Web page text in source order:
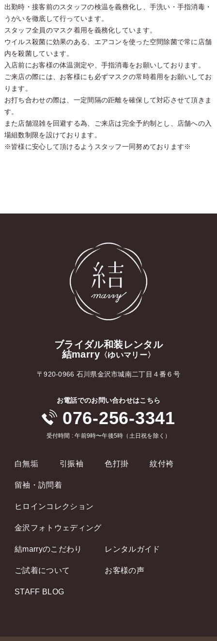
出勤時・接客前のスタッフの検温を義務化し、手洗い・手指消毒・
うがいを徹底して行っています。
スタッフ全員のマスク着用を義務化しています。
ウイルス殺菌に効果のある、エアコンを使った空間除菌で常に店舗
内を殺菌しています。
入店前にお客様の体温測定や、手指消毒をお願いしております。
ご来店の際には、お客様にも必ずマスクの常時着用をお願いしてお
ります。
お打ち合わせの際は、一定間隔の距離を確保して対応させて頂きま
す。
また店舗混雑を回避する為、ご来店は完全予約制とし、店舗への入
場組数制限を設けております。
※皆様に安心して頂けるようスタッフ一同努めております※
ブライダル和装レンタル
結marry 〈ゆいマリー〉
〒920-0966 石川県金沢市城南二丁目４番６号
お電話でのお問い合わせはこちら
076-256-3341
受付時間 : 午前9時〜午後5時（土日祝を除く）
白無垢 引振袖 色打掛 紋付袴
留袖・訪問着
ヒロインコレクション
金沢フォトウェディング
結marryのこだわり レンタルガイド
ご試着について お客様の声
STAFF BLOG